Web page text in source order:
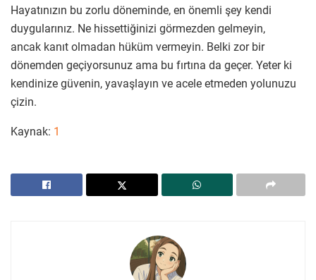
Hayatınızın bu zorlu döneminde, en önemli şey kendi
duygularınız. Ne hissettiğinizi görmezden gelmeyin,
ancak kanıt olmadan hüküm vermeyin. Belki zor bir
dönemden geçiyorsunuz ama bu fırtına da geçer. Yeter ki
kendinize güvenin, yavaşlayın ve acele etmeden yolunuzu
çizin.
Kaynak: 1